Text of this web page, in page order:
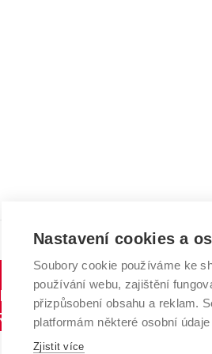
Vysoké
učení
technické
v
Nastavení cookies a
Soubory cookie používáme ke
používání webu, zajištění
přizpůsobení obsahu a reklam.
platformám některé osobní
Zjistit více